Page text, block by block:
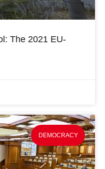
The 2021 EU-
DEMOCRACY